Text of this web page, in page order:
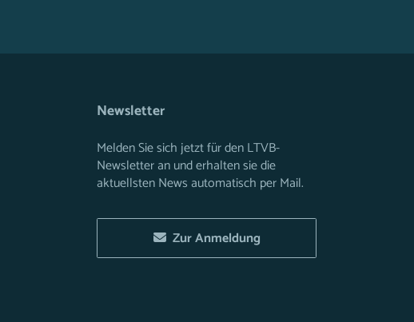
Newsletter
Melden Sie sich jetzt für den LTVB-
Newsletter an und erhalten sie die
aktuellsten News automatisch per Mail.
Zur Anmeldung